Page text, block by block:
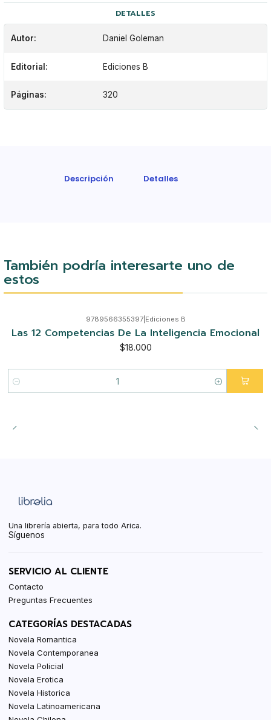
DETALLES
Autor: Daniel Goleman
Editorial: Ediciones B
Páginas: 320
Descripción Detalles
También podría interesarte uno de
estos
9789566355397| Ediciones B
Las 12 Competencias De La Inteligencia Emocional
$18.000
Cantidad
Una librería abierta, para todo Arica.
Síguenos
SERVICIO AL CLIENTE
Contacto
Preguntas Frecuentes
CATEGORÍAS DESTACADAS
Novela Romantica
Novela Contemporanea
Novela Policial
Novela Erotica
Novela Historica
Novela Latinoamericana